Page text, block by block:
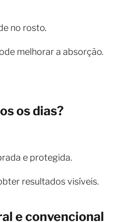
no rosto.
melhorar a absorção.
os dias?
e protegida.
resultados visíveis.
e convencional